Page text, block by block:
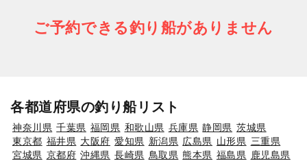
ご予約できる釣り船がありません
各都道府県の釣り船リスト
神奈川県 千葉県 福岡県 和歌山県 兵庫県 静岡県 茨城県
東京都 福井県 大阪府 愛知県 新潟県 広島県 山形県 三重県
宮城県 京都府 沖縄県 長崎県 鳥取県 熊本県 福島県
鹿児島県